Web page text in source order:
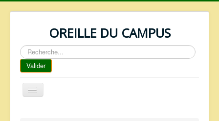
OREILLE DU CAMPUS
Rechercher
Valider
Basculer
la